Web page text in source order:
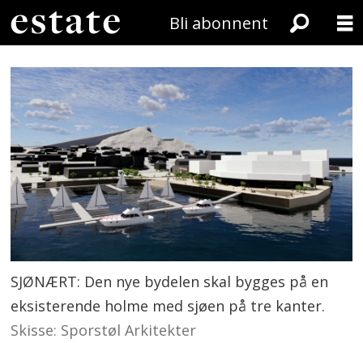
Bli abonnent
SJØNÆRT: Den nye bydelen skal bygges på en
eksisterende holme med sjøen på tre kanter.
Skisse: Sporstøl Arkitekter